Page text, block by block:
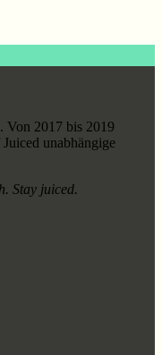
Von 2017 bis 2019
unabhängige
Stay juiced.